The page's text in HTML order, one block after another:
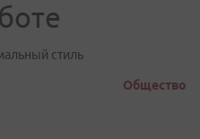
стиль
Общество